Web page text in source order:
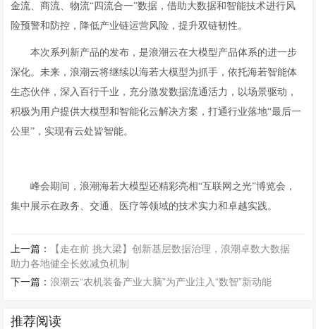
金流、商流、物流“四流合一”数据，借助大数据和智能技术进行风
险预警和防控，降低产业链运营风险，提升双链韧性。
本次系列新产品的发布，是浪潮云在大模型产品体系的进一步
深化。未来，浪潮云将继续以海若大模型为抓手，依托海若智能体
生态伙伴，深入百行千业，充分激发数据流通活力，以场景驱动，
积极为用户提供大模型和智能化云解决方案，打通行业落地“最后一
公里”，实现有云处皆智能。
峰会期间，浪潮海若大模型还精彩亮相“互联网之光”博览会，
集中展示在政务、交通、医疗等领域的技术实力和卓越实践。
上一篇：
【走在前 挑大梁】创新基层数据治理，浪潮卓数大数据
助力各地健全长效减负机制
下一篇：浪潮云“农机装备产业大脑”为产业注入“数智”新动能
推荐阅读